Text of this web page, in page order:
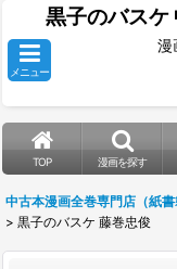
黒子のバスケ
メニュー
漫
TOP 漫画を探す
中古本漫画全巻専門店（紙
> 黒子のバスケ 藤巻忠俊